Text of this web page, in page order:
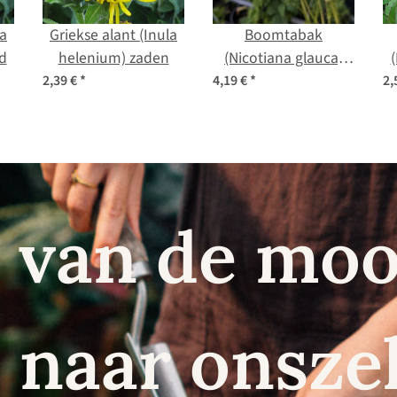
Griekse alant (Inula
helenium) zaden
2,39 €*
Boomtabak
(Nicotiana glauca)
4,19 €*
van de
naar